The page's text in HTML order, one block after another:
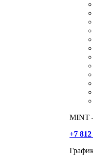
MINT
+7 812